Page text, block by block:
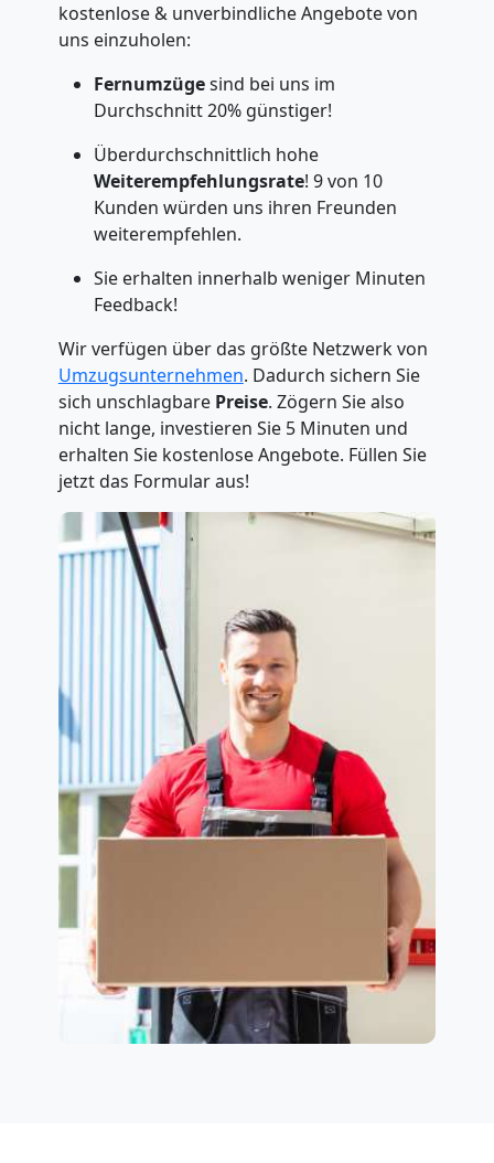
kostenlose & unverbindliche Angebote von
uns einzuholen:
Fernumzügesind bei uns im
Durchschnitt 20% günstiger!
Überdurchschnittlich hohe
Weiterempfehlungsrate! 9 von 10
Kunden würden uns ihren Freunden
weiterempfehlen.
Sie erhalten innerhalb weniger Minuten
Feedback!
Wir verfügen über das größte Netzwerk von
Umzugsunternehmen. Dadurch sichern Sie
sich unschlagbare Preise. Zögern Sie also
nicht lange, investieren Sie 5 Minuten und
erhalten Sie kostenlose Angebote. Füllen Sie
jetzt das Formular aus!